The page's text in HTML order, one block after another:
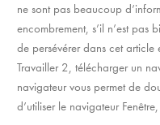
ne sont pas beaucoup
encombrement, s’il n’est pas
de persévérer dans cet
Travailler 2, télécharger un
navigateur vous permet de
d’utiliser le navigateur